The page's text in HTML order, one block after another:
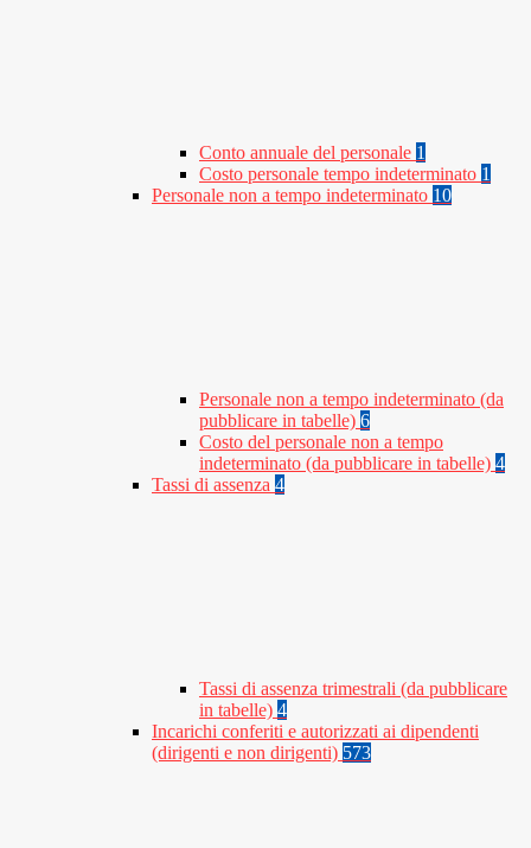
Conto annuale del personale 1
Costo personale tempo indeterminato 1
Personale non a tempo indeterminato 10
Personale non a tempo indeterminato (da
pubblicare in tabelle) 6
Costo del personale non a tempo
indeterminato (da pubblicare in tabelle) 4
Tassi di assenza 4
Tassi di assenza trimestrali (da pubblicare
in tabelle) 4
Incarichi conferiti e autorizzati ai dipendenti
(dirigenti e non dirigenti) 573